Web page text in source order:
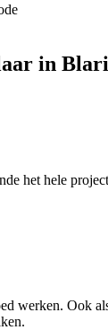
in
het hele
werken. Ook